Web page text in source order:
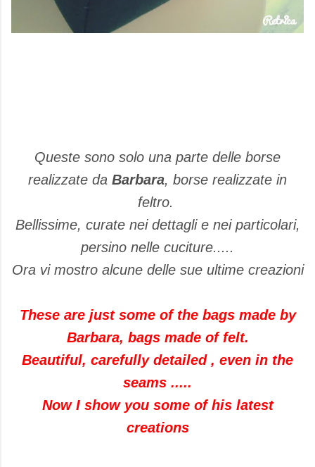
Queste sono solo una parte delle borse
realizzate da Barbara, borse realizzate in
feltro.
Bellissime, curate nei dettagli e nei particolari,
persino nelle cuciture.....
Ora vi mostro alcune delle sue ultime creazioni
These are just some of the bags made by
Barbara, bags made of felt.
Beautiful, carefully detailed , even in the
seams .....
Now I show you some of his latest
creations